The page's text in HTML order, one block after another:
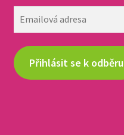
Přihlásit se k odběru